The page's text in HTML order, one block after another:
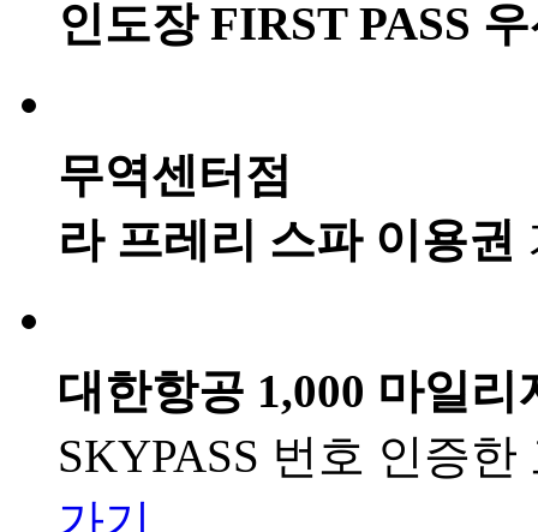
인도장 FIRST PASS
무역센터점
라 프레리 스파 이용권
대한항공 1,000 마일리
SKYPASS 번호 인증
가기